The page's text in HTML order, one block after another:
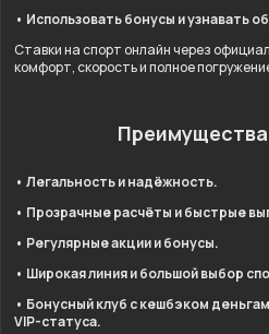
• Использовать бонусы и узнавать
Ставки на спорт онлайн через
комфорт, скорость и полное
Преимущества
• Легальность и надёжность.
• Прозрачные расчёты и быстрые
• Регулярные акции и бонусы.
• Широкая линия и большой выбор
• Бонусный клуб с кешбэком
VIP-статуса.